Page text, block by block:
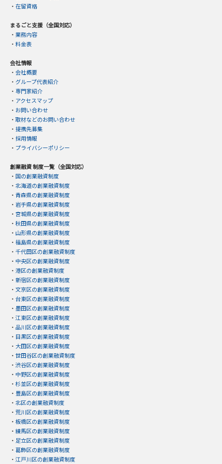
・ 在留資格
まるごと支援（全国対応）
・ 業務内容
・ 料金表
会社情報
・ 会社概要
・ グループ代表紹介
・ 専門家紹介
・ アクセスマップ
・ お問い合わせ
・ 取材などのお問い合わせ
・ 提携先募集
・ 採用情報
・ プライバシーポリシー
創業融資 制度一覧（全国対応）
・ 国の創業融資制度
・ 北海道の創業融資制度
・ 青森県の創業融資制度
・ 岩手県の創業融資制度
・ 宮城県の創業融資制度
・ 秋田県の創業融資制度
・ 山形県の創業融資制度
・ 福島県の創業融資制度
・ 千代田区の創業融資制度
・ 中央区の創業融資制度
・ 港区の創業融資制度
・ 新宿区の創業融資制度
・ 文京区の創業融資制度
・ 台東区の創業融資制度
・ 墨田区の創業融資制度
・ 江東区の創業融資制度
・ 品川区の創業融資制度
・ 目黒区の創業融資制度
・ 大田区の創業融資制度
・ 世田谷区の創業融資制度
・ 渋谷区の創業融資制度
・ 中野区の創業融資制度
・ 杉並区の創業融資制度
・ 豊島区の創業融資制度
・ 北区の創業融資制度
・ 荒川区の創業融資制度
・ 板橋区の創業融資制度
・ 練馬区の創業融資制度
・ 足立区の創業融資制度
・ 葛飾区の創業融資制度
・ 江戸川区の創業融資制度